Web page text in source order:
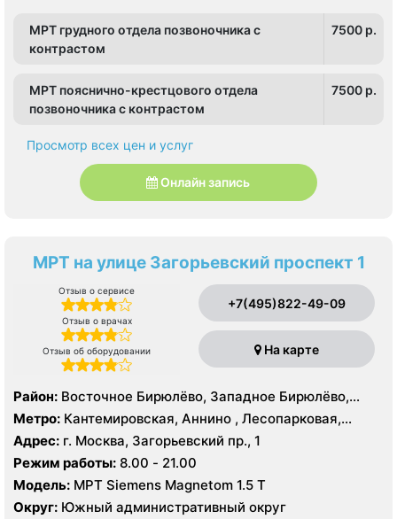
МРТ грудного отдела позвоночника с
контрастом
7500 p.
МРТ пояснично-крестцового отдела
позвоночника с контрастом
7500 p.
Просмотр всех цен и услуг
Онлайн запись
МРТ на улице Загорьевский проспект 1
Отзыв о сервисе
Отзыв о врачах
Отзыв об оборудовании
+7(495)822-49-09
На карте
Район: Восточное Бирюлёво, Западное Бирюлёво,
Москворечье-Сабурово, Северное Орехово-Борисово,
Южное Орехово-Борисово, Царицыно, Северное
Чертаново, Центральное Чертаново, Южное Чертаново
, Южное Чертаново , Северное Бутово
Метро: Кантемировская, Аннино , Лесопарковая,
Пражская, Улица Академика Янгеля, Улица
Старокачаловская, Царицыно, Южная
Адрес: г. Москва, Загорьевский пр., 1
Режим работы: 8.00 - 21.00
Модель: МРТ Siemens Magnetom 1.5 Т
Округ: Южный административный округ